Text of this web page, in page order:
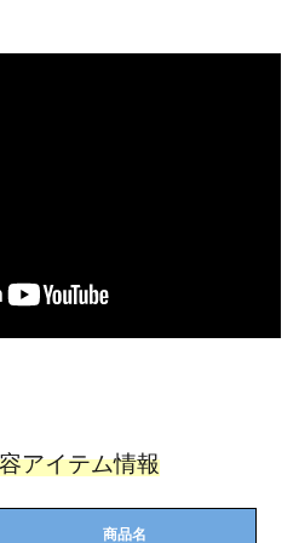
アイテム情報
商品名